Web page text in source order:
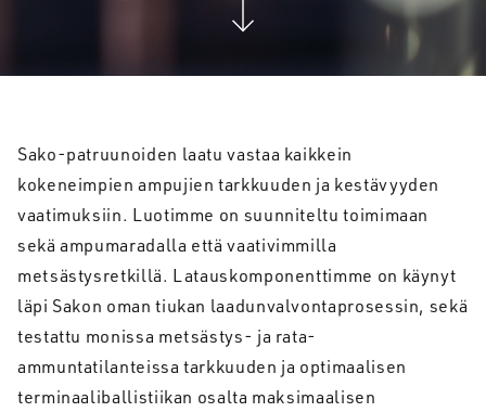
Sako-patruunoiden laatu vastaa kaikkein
kokeneimpien ampujien tarkkuuden ja kestävyyden
vaatimuksiin. Luotimme on suunniteltu toimimaan
sekä ampumaradalla että vaativimmilla
metsästysretkillä. Latauskomponenttimme on käynyt
läpi Sakon oman tiukan laadunvalvontaprosessin, sekä
testattu monissa metsästys- ja rata-
ammuntatilanteissa tarkkuuden ja optimaalisen
terminaaliballistiikan osalta maksimaalisen